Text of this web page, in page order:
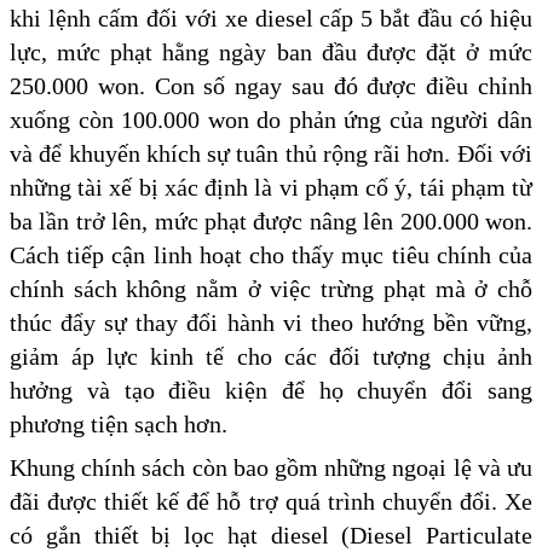
khi lệnh cấm đối với xe diesel cấp 5 bắt đầu có hiệu
lực, mức phạt hằng ngày ban đầu được đặt ở mức
250.000 won. Con số ngay sau đó được điều chỉnh
xuống còn 100.000 won do phản ứng của người dân
và để khuyến khích sự tuân thủ rộng rãi hơn. Đối với
những tài xế bị xác định là vi phạm cố ý, tái phạm từ
ba lần trở lên, mức phạt được nâng lên 200.000 won.
Cách tiếp cận linh hoạt cho thấy mục tiêu chính của
chính sách không nằm ở việc trừng phạt mà ở chỗ
thúc đẩy sự thay đổi hành vi theo hướng bền vững,
giảm áp lực kinh tế cho các đối tượng chịu ảnh
hưởng và tạo điều kiện để họ chuyển đổi sang
phương tiện sạch hơn.
Khung chính sách còn bao gồm những ngoại lệ và ưu
đãi được thiết kế để hỗ trợ quá trình chuyển đổi. Xe
có gắn thiết bị lọc hạt diesel (Diesel Particulate